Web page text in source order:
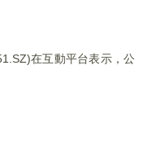
在互動平台表示，公